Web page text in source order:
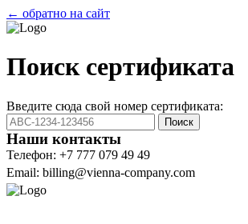
← обратно на сайт
Поиск сертификата
Введите сюда свой номер сертификата:
Поиск
Наши контакты
Телефон: +7 777 079 49 49
Email: billing@vienna-company.com